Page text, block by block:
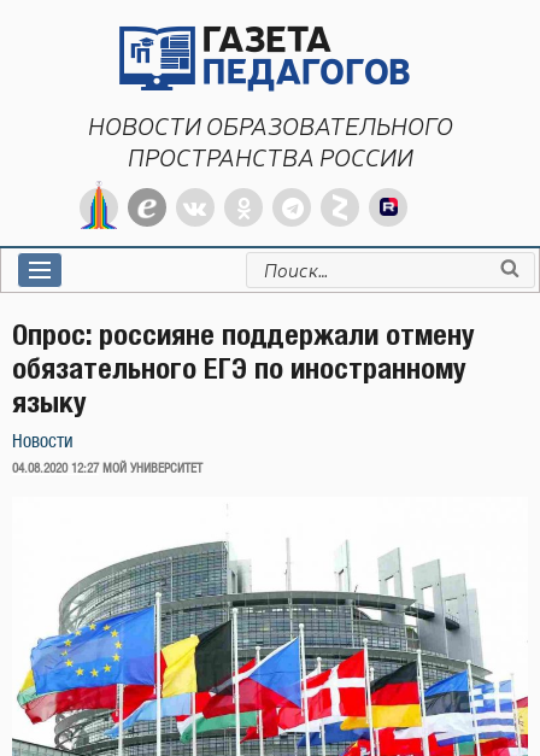
НОВОСТИ ОБРАЗОВАТЕЛЬНОГО
ПРОСТРАНСТВА РОССИИ
Искать:
Опрос: россияне поддержали отмену
обязательного ЕГЭ по иностранному
языку
Новости
ОПУБЛИКОВАНО
04.08.2020 12:27 МОЙ УНИВЕРСИТЕТ